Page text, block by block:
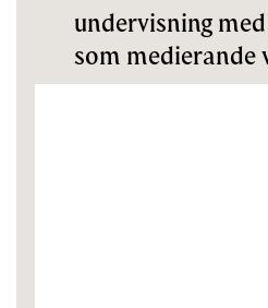
undervisning
som medierande